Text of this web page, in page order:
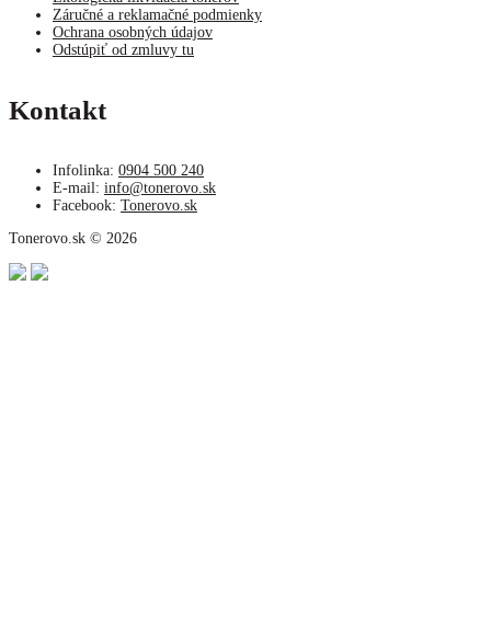
Záručné a reklamačné podmienky
Ochrana osobných údajov
Odstúpiť od zmluvy tu
Kontakt
Infolinka: 0904 500 240
E-mail: info@tonerovo.sk
Facebook: Tonerovo.sk
Tonerovo.sk © 2026